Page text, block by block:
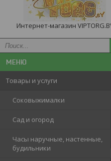
Интернет-магазин
Товары и услуги
Соковыжималки
Сад и огород
Часы наручные, настенные,
будильники